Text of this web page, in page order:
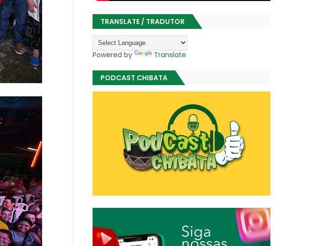
TRANSLATE / TRADUTOR
Powered by Translate
PODCAST CHIBATA